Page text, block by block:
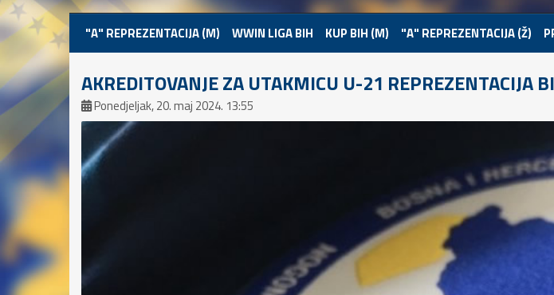
"A" REPREZENTACIJA (M) WWIN LIGA BIH KUP BIH (M) "A" REPREZENTACIJA (Ž)
AKREDITOVANJE ZA UTAKMICU U-21 REPREZENTACIJA
Ponedjeljak, 20. maj 2024. 13:55